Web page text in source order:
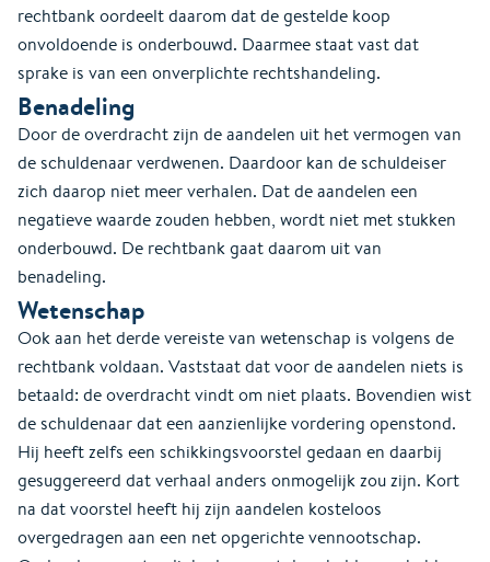
rechtbank oordeelt daarom dat de gestelde koop
onvoldoende is onderbouwd. Daarmee staat vast dat
sprake is van een onverplichte rechtshandeling.
Benadeling
Door de overdracht zijn de aandelen uit het vermogen van
de schuldenaar verdwenen. Daardoor kan de schuldeiser
zich daarop niet meer verhalen. Dat de aandelen een
negatieve waarde zouden hebben, wordt niet met stukken
onderbouwd. De rechtbank gaat daarom uit van
benadeling.
Wetenschap
Ook aan het derde vereiste van wetenschap is volgens de
rechtbank voldaan. Vaststaat dat voor de aandelen niets is
betaald: de overdracht vindt om niet plaats. Bovendien wist
de schuldenaar dat een aanzienlijke vordering openstond.
Hij heeft zelfs een schikkingsvoorstel gedaan en daarbij
gesuggereerd dat verhaal anders onmogelijk zou zijn. Kort
na dat voorstel heeft hij zijn aandelen kosteloos
overgedragen aan een net opgerichte vennootschap.